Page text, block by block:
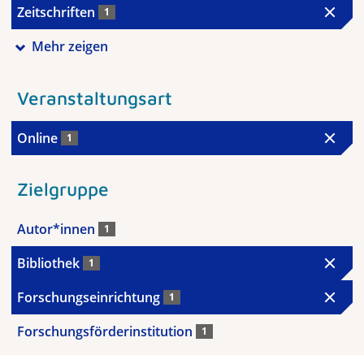
Zeitschriften 1
Mehr zeigen
Veranstaltungsart
Online 1
Zielgruppe
Autor*innen 1
Bibliothek 1
Forschungseinrichtung 1
Forschungsförderinstitution 1